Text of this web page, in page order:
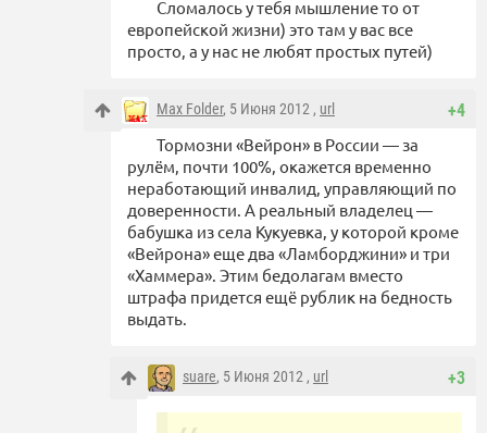
Сломалось у тебя мышление то от
европейской жизни) это там у вас все
просто, а у нас не любят простых путей)
+4
Max Folder, 5 Июня 2012 , url
Тормозни «Вейрон» в России — за
рулём, почти 100%, окажется временно
неработающий инвалид, управляющий по
доверенности. А реальный владелец —
бабушка из села Кукуевка, у которой кроме
«Вейрона» еще два «Ламборджини» и три
«Хаммера». Этим бедолагам вместо
штрафа придется ещё рублик на бедность
выдать.
+3
suare, 5 Июня 2012 , url